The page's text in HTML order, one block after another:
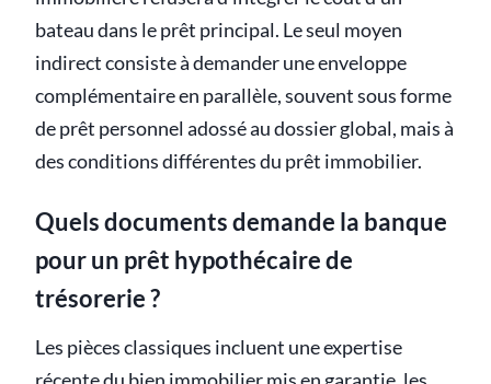
bateau dans le prêt principal. Le seul moyen
indirect consiste à demander une enveloppe
complémentaire en parallèle, souvent sous forme
de prêt personnel adossé au dossier global, mais à
des conditions différentes du prêt immobilier.
Quels documents demande la banque
pour un prêt hypothécaire de
trésorerie ?
Les pièces classiques incluent une expertise